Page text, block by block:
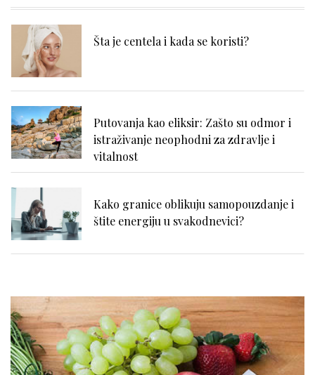
Šta je centela i kada se koristi?
Putovanja kao eliksir: Zašto su odmor i
istraživanje neophodni za zdravlje i
vitalnost
Kako granice oblikuju samopouzdanje i
štite energiju u svakodnevici?
varenje: kako prepoznati uzrok?
Išijas bez panike: prvi koraci ka